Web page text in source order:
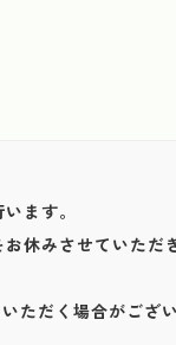
ます。
休みさせていただ
ただく場合がござい